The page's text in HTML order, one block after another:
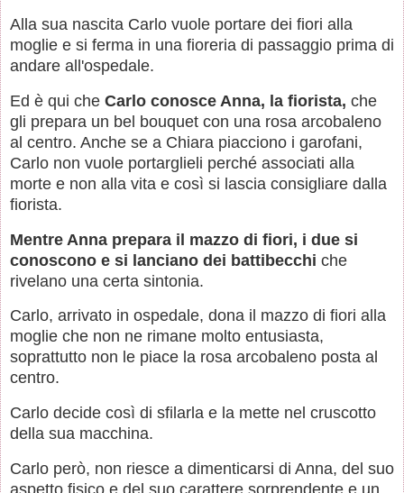
Alla sua nascita Carlo vuole portare dei fiori alla
moglie e si ferma in una fioreria di passaggio prima di
andare all'ospedale.
Ed è qui che Carlo conosce Anna, la fiorista, che
gli prepara un bel bouquet con una rosa arcobaleno
al centro. Anche se a Chiara piacciono i garofani,
Carlo non vuole portarglieli perché associati alla
morte e non alla vita e così si lascia consigliare dalla
fiorista.
Mentre Anna prepara il mazzo di fiori, i due si
conoscono e si lanciano dei battibecchi che
rivelano una certa sintonia.
Carlo, arrivato in ospedale, dona il mazzo di fiori alla
moglie che non ne rimane molto entusiasta,
soprattutto non le piace la rosa arcobaleno posta al
centro.
Carlo decide così di sfilarla e la mette nel cruscotto
della sua macchina.
Carlo però, non riesce a dimenticarsi di Anna, del suo